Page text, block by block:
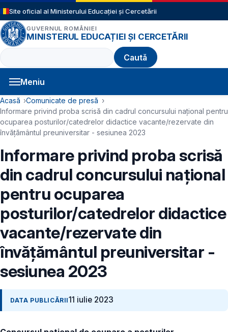
Sari la conținutul principal
Site oficial al Ministerului Educației și Cercetării
GUVERNUL ROMÂNIEI
MINISTERUL EDUCAȚIEI ȘI CERCETĂRII
Caută
Meniu
Navigație principală
Cale de navigare
Acasă
Comunicate de presă
Informare privind proba scrisă din cadrul concursului național pentru
ocuparea posturilor/catedrelor didactice vacante/rezervate din
învățământul preuniversitar - sesiunea 2023
Informare privind proba scrisă
din cadrul concursului național
pentru ocuparea
posturilor/catedrelor didactice
vacante/rezervate din
învățământul preuniversitar -
sesiunea 2023
DATA PUBLICĂRII11 iulie 2023